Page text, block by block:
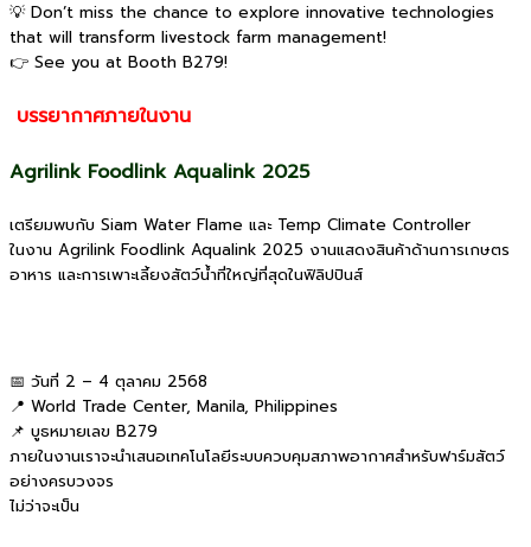
💡 Don’t miss the chance to explore innovative technologies
that will transform livestock farm management!
👉 See you at Booth B279!
บรรยากาศภายในงาน
Agrilink Foodlink Aqualink 2025
เตรียมพบกับ Siam Water Flame และ Temp Climate Controller
ในงาน Agrilink Foodlink Aqualink 2025 งานแสดงสินค้าด้านการเกษตร
อาหาร และการเพาะเลี้ยงสัตว์น้ำที่ใหญ่ที่สุดในฟิลิปปินส์
📅 วันที่ 2 – 4 ตุลาคม 2568
📍 World Trade Center, Manila, Philippines
📌 บูธหมายเลข B279
ภายในงานเราจะนำเสนอเทคโนโลยีระบบควบคุมสภาพอากาศสำหรับฟาร์มสัตว์
อย่างครบวงจร
ไม่ว่าจะเป็น